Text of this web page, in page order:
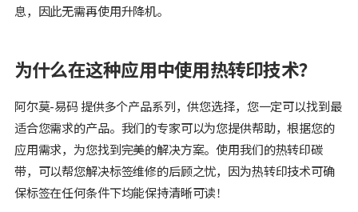
息，因此无需再使用升降机。
为什么在这种应用中使用热转印技术？
阿尔莫-易码 提供多个产品系列，供您选择，您一定可以找到最
适合您需求的产品。我们的专家可以为您提供帮助，根据您的
应用需求，为您找到完美的解决方案。使用我们的热转印碳
带，可以帮您解决标签维修的后顾之忧，因为热转印技术可确
保标签在任何条件下均能保持清晰可读！